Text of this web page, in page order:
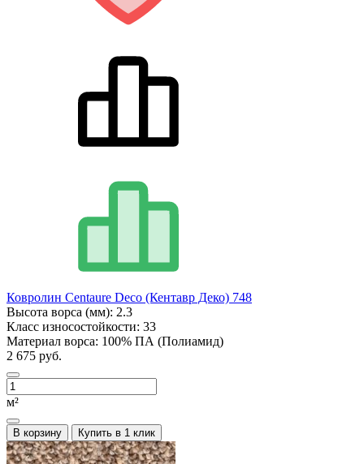
Ковролин Centaure Deco (Кентавр Деко) 748
Высота ворса (мм): 2.3
Класс износостойкости: 33
Материал ворса: 100% ПА (Полиамид)
2 675 руб.
м²
В корзину Купить в 1 клик